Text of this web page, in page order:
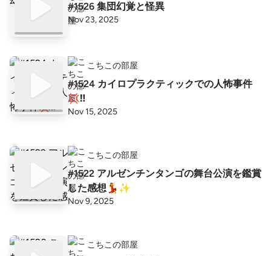
#1526 集団幻覚と怪異
Nov 23, 2025
こちこの部屋
#1524 カイロプラクティックでの人怖事件
💢‼️
Nov 15, 2025
こちこの部屋
#1522 アルゼンチンタンゴの舞台公演を鑑賞
した感想💃✨
Nov 9, 2025
こちこの部屋